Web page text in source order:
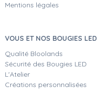
Mentions légales
VOUS ET NOS BOUGIES LED
Qualité Bloolands
Sécurité des Bougies LED
L'Atelier
Créations personnalisées